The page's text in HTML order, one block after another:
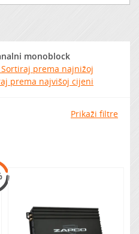
monoblock
Sortiraj prema najnižoj
prema najvišoj cijeni
Prikaži filtre